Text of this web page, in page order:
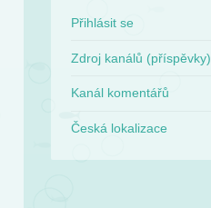
Přihlásit se
Zdroj kanálů (příspěvky)
Kanál komentářů
Česká lokalizace